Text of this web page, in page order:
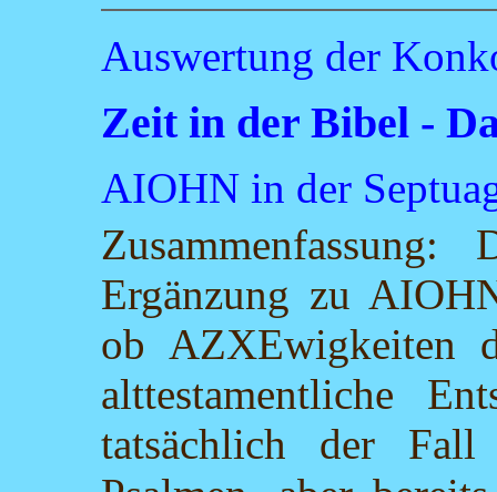
Auswertung der
Zeit in der Bibel -
AIOHN in der
Ergänzung zu
ob AZXEwigkeiten
alttestamentliche
tatsächlich der